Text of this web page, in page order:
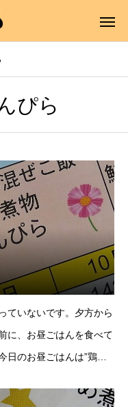
ぴら
ていないです。夕方から
に、お昼ごはんを食べて
のお昼ごはんは”鶏肉
かったです